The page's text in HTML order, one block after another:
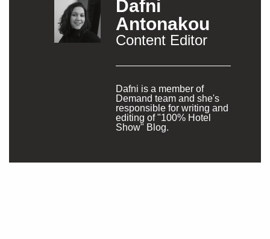
Dafni
Antonakou
Content Editor
Dafni is a member of
Demand team and she's
responsible for writing and
editing of "100% Hotel
Show" Blog.